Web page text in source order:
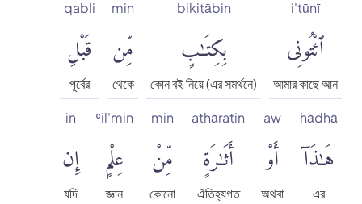
i'tūnī
ٱئْتُونِى
আমার কাছে আন
bikitābin
بِكِتَٰبٍ
কোন বই নিয়ে (এর সমর্থনে)
min
مِّن
থেকে
qabli
قَبْلِ
পূর্বের
hādhā
هَٰذَآ
এর
aw
أَوْ
অথবা
athāratin
أَثَٰرَةٍ
ঐতিহ্যগত
min
مِّنْ
কোনো
ʿil'min
عِلْمٍ
জ্ঞান
in
إِن
যদি